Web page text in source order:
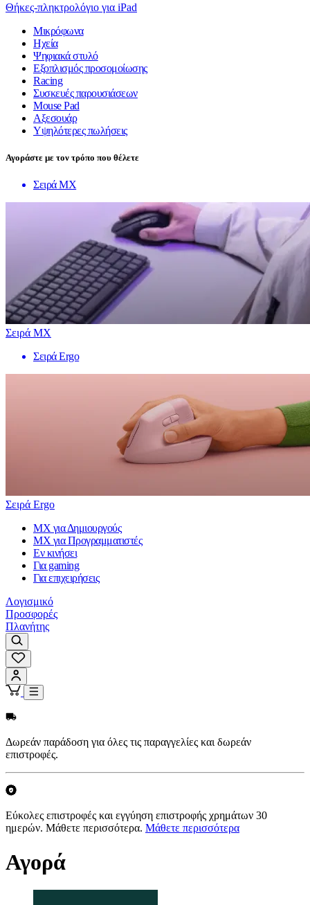
Θήκες-πληκτρολόγιο για iPad
Μικρόφωνα
Ηχεία
Ψηφιακά στυλό
Εξοπλισμός προσομοίωσης
Racing
Συσκευές παρουσιάσεων
Mouse Pad
Αξεσουάρ
Υψηλότερες πωλήσεις
Αγοράστε με τον τρόπο που θέλετε
Σειρά MX
Σειρά MX
Σειρά Ergo
Σειρά Ergo
MX για Δημιουργούς
MX για Προγραμματιστές
Εν κινήσει
Για gaming
Για επιχειρήσεις
Λογισμικό
Προσφορές
Πλανήτης
Δωρεάν παράδοση για όλες τις παραγγελίες και δωρεάν
επιστροφές.
Εύκολες επιστροφές και εγγύηση επιστροφής χρημάτων 30
ημερών. Μάθετε περισσότερα. Μάθετε περισσότερα
Αγορά